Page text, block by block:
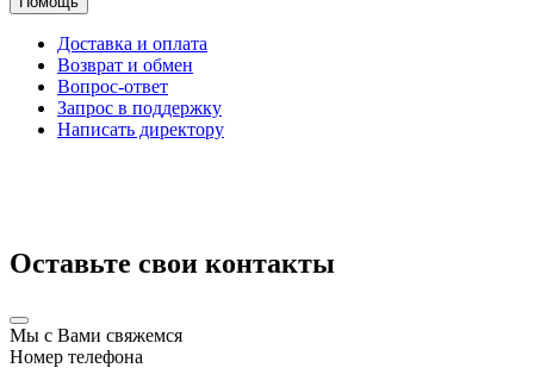
Доставка и оплата
Возврат и обмен
Вопрос-ответ
Запрос в поддержку
Написать директору
Оставьте свои контакты
Мы с Вами свяжемся
Номер телефона